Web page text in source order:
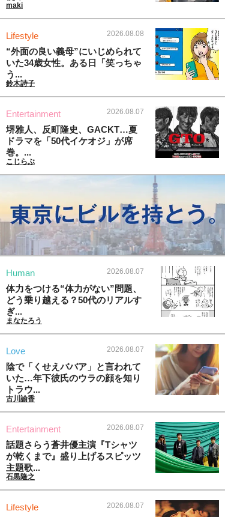
maki
Lifestyle 2026.08.08
“外面の良い義母”にいじめられて
いた34歳女性。ある日「笑っちゃ
う...
鈴木詩子
Entertainment 2026.08.07
堺雅人、反町隆史、GACKT…夏
ドラマを「50代イケオジ」が席
巻。...
こじらぶ
Human 2026.08.07
体力をつける“体力がない”問題、
どう乗り越える？50代のリアルす
ぎ...
まなたろう
Love 2026.08.07
陰で「くせえババア」と言われて
いた…年下彼氏のウラの顔を知り
トラウ...
古川諭香
Entertainment 2026.08.07
話題さらう蒼井優主演『Tシャツ
が乾くまで』盛り上げるスピッツ
主題歌...
石黒隆之
Lifestyle 2026.08.07